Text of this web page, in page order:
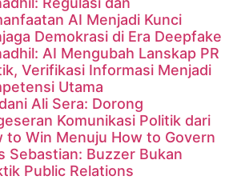
AI Menjadi Kunci
Demokrasi di Era Deepfake
AI Mengubah Lanskap PR
Verifikasi Informasi Menjadi
Utama
Ali Sera: Dorong
Komunikasi Politik dari
to Win Menuju How to Govern
Sebastian: Buzzer Bukan
Public Relations